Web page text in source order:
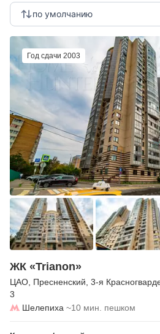
по умолчанию
Год сдачи 2003
ЖК «Trianon»
ЦАО Пресненский 3-я
3
Шелепиха ~10 мин. пешком